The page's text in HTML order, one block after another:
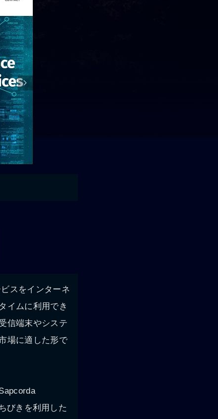
スをインターネ
イムに利用でき
信端末やシステ
場に適した形で
びきを利用した